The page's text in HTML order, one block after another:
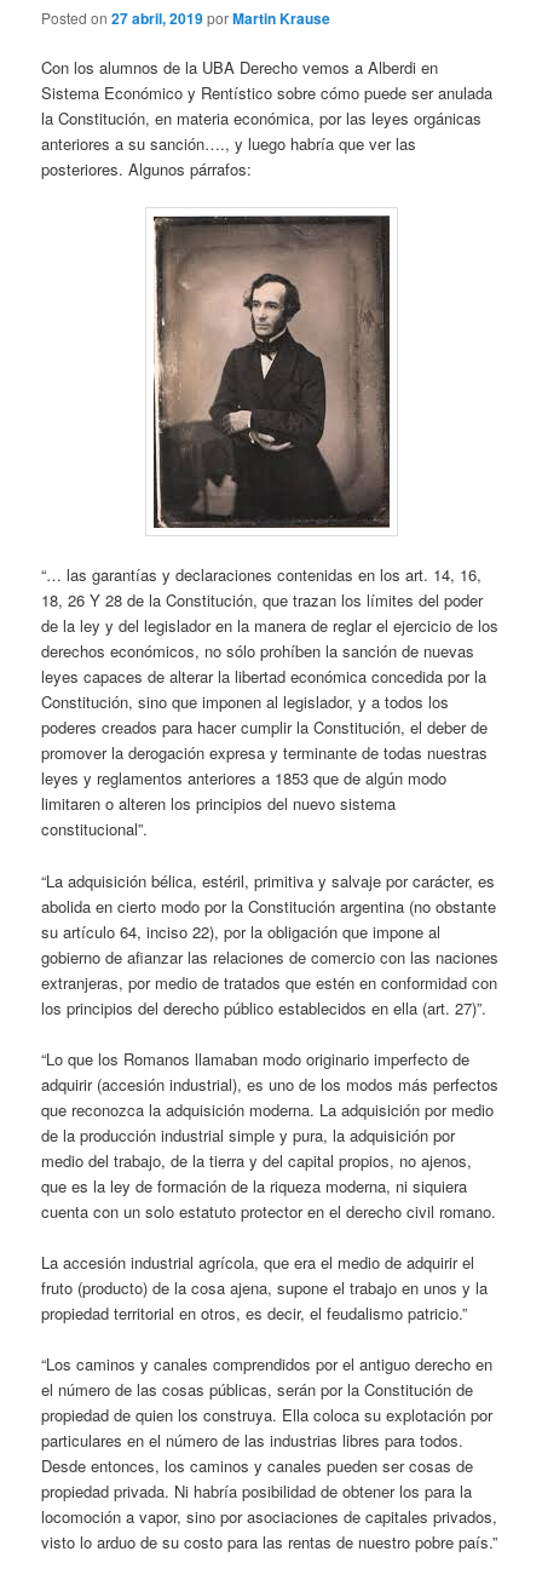
Posted on27 abril, 2019porMartin Krause
Con los alumnos de la UBA Derecho vemos a Alberdi en
Sistema Económico y Rentístico sobre cómo puede ser anulada
la Constitución, en materia económica, por las leyes orgánicas
anteriores a su sanción…., y luego habría que ver las
posteriores. Algunos párrafos:
“… las garantías y declaraciones contenidas en los art. 14, 16,
18, 26 Y 28 de la Constitución, que trazan los límites del poder
de la ley y del legislador en la manera de reglar el ejercicio de los
derechos económicos, no sólo prohíben la sanción de nuevas
leyes capaces de alterar la libertad económica concedida por la
Constitución, sino que imponen al legislador, y a todos los
poderes creados para hacer cumplir la Constitución, el deber de
promover la derogación expresa y terminante de todas nuestras
leyes y reglamentos anteriores a 1853 que de algún modo
limitaren o alteren los principios del nuevo sistema
constitucional”.
“La adquisición bélica, estéril, primitiva y salvaje por carácter, es
abolida en cierto modo por la Constitución argentina (no obstante
su artículo 64, inciso 22), por la obligación que impone al
gobierno de afianzar las relaciones de comercio con las naciones
extranjeras, por medio de tratados que estén en conformidad con
los principios del derecho público establecidos en ella (art. 27)”.
“Lo que los Romanos llamaban modo originario imperfecto de
adquirir (accesión industrial), es uno de los modos más perfectos
que reconozca la adquisición moderna. La adquisición por medio
de la producción industrial simple y pura, la adquisición por
medio del trabajo, de la tierra y del capital propios, no ajenos,
que es la ley de formación de la riqueza moderna, ni siquiera
cuenta con un solo estatuto protector en el derecho civil romano.
La accesión industrial agrícola, que era el medio de adquirir el
fruto (producto) de la cosa ajena, supone el trabajo en unos y la
propiedad territorial en otros, es decir, el feudalismo patricio.”
“Los caminos y canales comprendidos por el antiguo derecho en
el número de las cosas públicas, serán por la Constitución de
propiedad de quien los construya. Ella coloca su explotación por
particulares en el número de las industrias libres para todos.
Desde entonces, los caminos y canales pueden ser cosas de
propiedad privada. Ni habría posibilidad de obtener los para la
locomoción a vapor, sino por asociaciones de capitales privados,
visto lo arduo de su costo para las rentas de nuestro pobre país.”